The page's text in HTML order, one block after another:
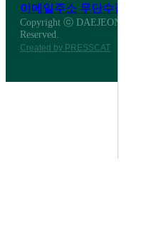
이메일주소 무단수집거부
Copyright ⓒ DAEJEON
Reserved.
Created by PRESSCAT